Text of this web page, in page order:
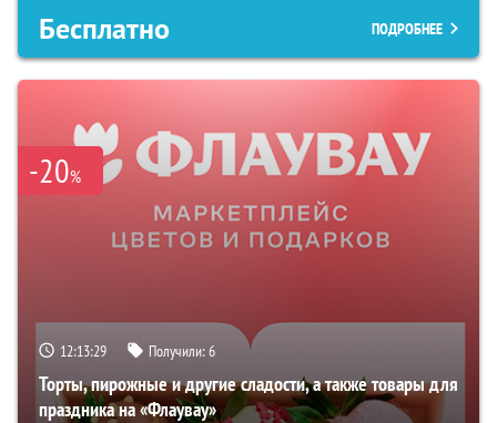
Бесплатно ПОДРОБНЕЕ
-20%
12:13:28 Получили:6
Торты, пирожные и другие сладости, а также товары для
праздника на «Флаувау»